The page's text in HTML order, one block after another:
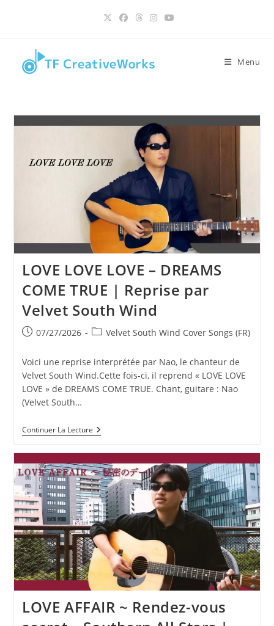
Menu
LOVE LOVE LOVE – DREAMS
COME TRUE | Reprise par
Velvet South Wind
Publication
07/27/2026
PostVelvet South Wind Cover Songs (FR)
Voici une reprise interprétée par Nao, le chanteur de
Velvet South Wind.Cette fois-ci, il reprend « LOVE LOVE
LOVE » de DREAMS COME TRUE. Chant, guitare : Nao
(Velvet South…
Continuer La LectureLOVE
LOVE
DREAMS
COME
TRUE
|
Reprise
Par
Velvet
South
Wind
LOVE AFFAIR ~ Rendez-vous